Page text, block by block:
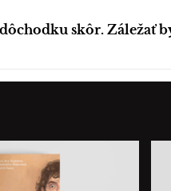
skôr. Záležať